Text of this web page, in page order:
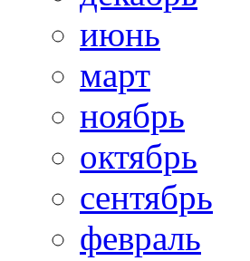
июнь
март
ноябрь
октябрь
сентябрь
февраль